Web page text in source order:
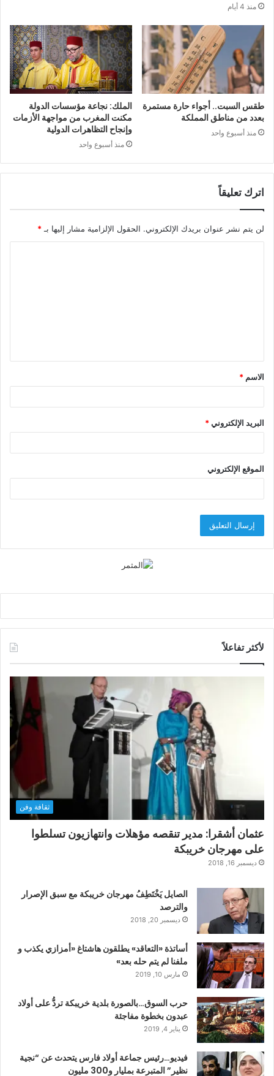
منذ 4 أيام
طقس السبت.. أجواء حارة مستمرة
بعدد من مناطق المملكة
منذ أسبوع واحد
الملك: نجاعة مؤسسات الدولة
مكنت المغرب من مواجهة الأزمات
وإنجاح التظاهرات الدولية
منذ أسبوع واحد
اترك تعليقاً
لن يتم نشر عنوان بريدك الإلكتروني. الحقول الإلزامية مشار إليها بـ *
ق
*
الاسم *
البريد الإلكتروني*
الموقع الإلكتروني
لأكثر تفاعلاً
ثقافة وفن
عثمان أشقرا: مدير تنقصه مؤهلات وانتهازيون تسلطوا
على مهرجان خريبكة
ديسمبر 16, 2018
الصايل يَخْتَطِفُ مهرجان خريبكة مع سبق الإصرار
والترصد
ديسمبر 20, 2018
أساتذة «التعاقد» يطلقون هاشتاغ «أمزازي يكذب و
ملفنا لم يتم حله بعد»
مارس 10, 2019
حرب السوق…بالصورة بلدية خريبكة تردُّ على أولاد
عبدون بخطوة مفاجئة
يناير 4, 2019
فيديو…رئيس جماعة أولاد فارس يتحدث عن “نجية
نظير” المتبرعة بمليار و300 مليون